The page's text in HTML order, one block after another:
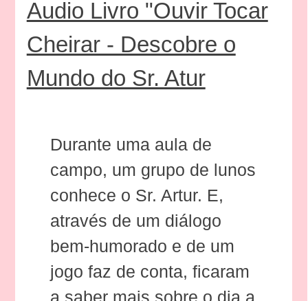
Audio Livro "Ouvir Tocar
Cheirar - Descobre o
Mundo do Sr. Atur
Durante uma aula de
campo, um grupo de lunos
conhece o Sr. Artur. E,
através de um diálogo
bem-humorado e de um
jogo faz de conta, ficaram
a saber mais sobre o dia a